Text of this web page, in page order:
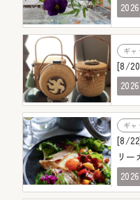
ギャ
[8/
ギャ
[8/
リ